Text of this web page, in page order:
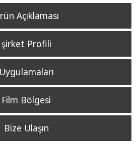
Açıklaması
şirket Profili
Uygulamaları
Film Bölgesi
Bize Ulaşın